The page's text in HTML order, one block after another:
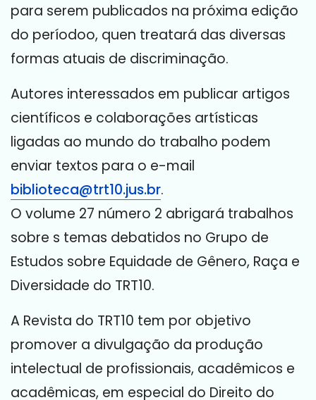
para serem publicados na próxima edição
do períodoo, quen treatará das diversas
formas atuais de discriminação.
Autores interessados em publicar artigos
científicos e colaborações artísticas
ligadas ao mundo do trabalho podem
enviar textos para o e-mail
biblioteca@trt10.jus.br.
O volume 27 número 2 abrigará trabalhos
sobre s temas debatidos no Grupo de
Estudos sobre Equidade de Gênero, Raça e
Diversidade do TRT10.
A Revista do TRT10 tem por objetivo
promover a divulgação da produção
intelectual de profissionais, acadêmicos e
acadêmicas, em especial do Direito do